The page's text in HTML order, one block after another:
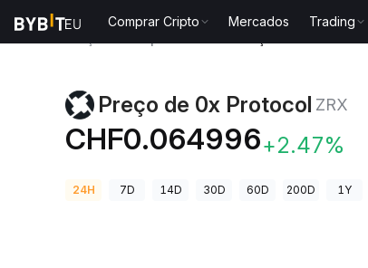
Comprar Cripto Mercados Trading
Preço de 0x Protocol ZRX
CHF0.064996+2.47%
24H 7D 14D 30D 60D 200D 1Y